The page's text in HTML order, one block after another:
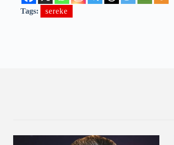
Tags: sereke